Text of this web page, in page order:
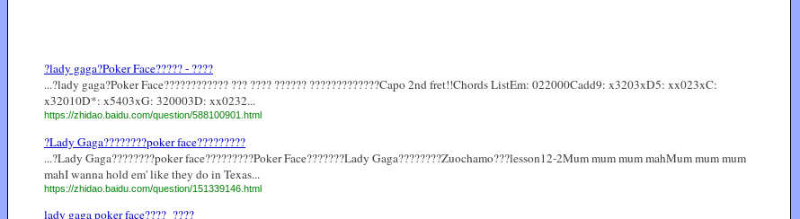
?lady gaga?Poker Face????? - ????
...?lady gaga?Poker Face???????????? ??? ???? ?????? ?????????????Capo 2nd fret!!Chords ListEm: 022000Cadd9: x3203xD5: xx023xC:
x32010D*: x5403xG: 320003D: xx0232...
https://zhidao.baidu.com/question/588100901.html
?Lady Gaga????????poker face?????????
...?Lady Gaga????????poker face?????????Poker Face???????Lady Gaga????????Zuochamo???lesson12-2Mum mum mum mahMum mum mum
mahI wanna hold em' like they do in Texas...
https://zhidao.baidu.com/question/151339146.html
lady gaga poker face????_????